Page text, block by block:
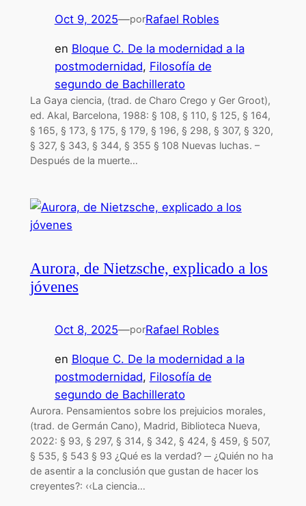
Oct 9, 2025—porRafael Robles
en Bloque C. De la modernidad a la
postmodernidad, Filosofía de
segundo de Bachillerato
La Gaya ciencia, (trad. de Charo Crego y Ger Groot),
ed. Akal, Barcelona, 1988: § 108, § 110, § 125, § 164,
§ 165, § 173, § 175, § 179, § 196, § 298, § 307, § 320,
§ 327, § 343, § 344, § 355 § 108 Nuevas luchas. –
Después de la muerte…
Aurora, de Nietzsche, explicado a los
jóvenes
Oct 8, 2025—porRafael Robles
en Bloque C. De la modernidad a la
postmodernidad, Filosofía de
segundo de Bachillerato
Aurora. Pensamientos sobre los prejuicios morales,
(trad. de Germán Cano), Madrid, Biblioteca Nueva,
2022: § 93, § 297, § 314, § 342, § 424, § 459, § 507,
§ 535, § 543 § 93 ¿Qué es la verdad? ─ ¿Quién no ha
de asentir a la conclusión que gustan de hacer los
creyentes?: ‹‹La ciencia…